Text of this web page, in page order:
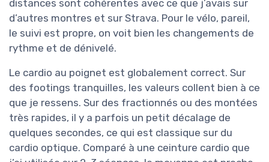
distances sont cohérentes avec ce que j’avais sur
d’autres montres et sur Strava. Pour le vélo, pareil,
le suivi est propre, on voit bien les changements de
rythme et de dénivelé.
Le cardio au poignet est globalement correct. Sur
des footings tranquilles, les valeurs collent bien à ce
que je ressens. Sur des fractionnés ou des montées
très rapides, il y a parfois un petit décalage de
quelques secondes, ce qui est classique sur du
cardio optique. Comparé à une ceinture cardio que